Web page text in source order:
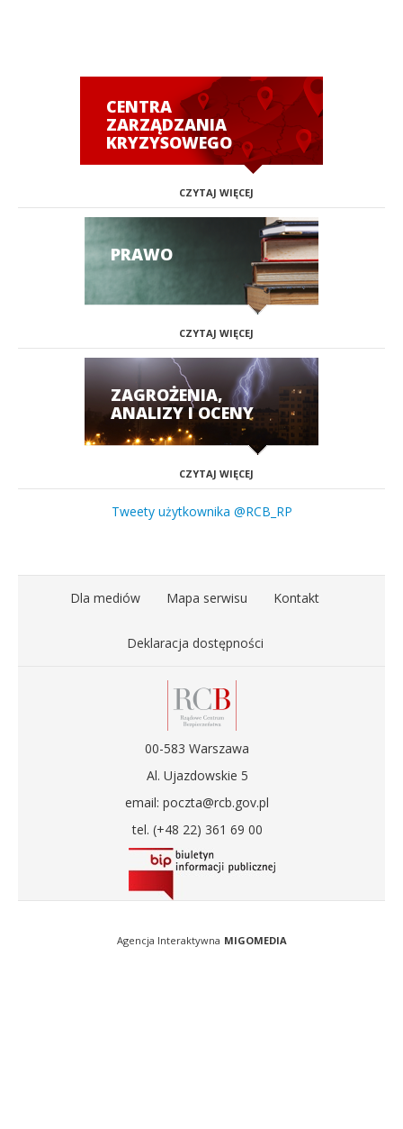
CENTRA
ZARZĄDZANIA
KRYZYSOWEGO
CZYTAJ WIĘCEJ
PRAWO
CZYTAJ WIĘCEJ
ZAGROŻENIA,
ANALIZY I OCENY
CZYTAJ WIĘCEJ
Tweety użytkownika @RCB_RP
Dla mediów Mapa serwisu Kontakt
Deklaracja dostępności
00-583 Warszawa
Al. Ujazdowskie 5
email: poczta@rcb.gov.pl
tel. (+48 22) 361 69 00
Agencja Interaktywna MIGOMEDIA